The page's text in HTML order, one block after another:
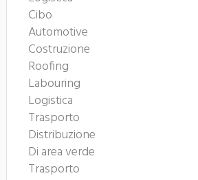
Cibo
Automotive
Costruzione
Roofing
Labouring
Logistica
Trasporto
Distribuzione
Di area verde
Trasporto